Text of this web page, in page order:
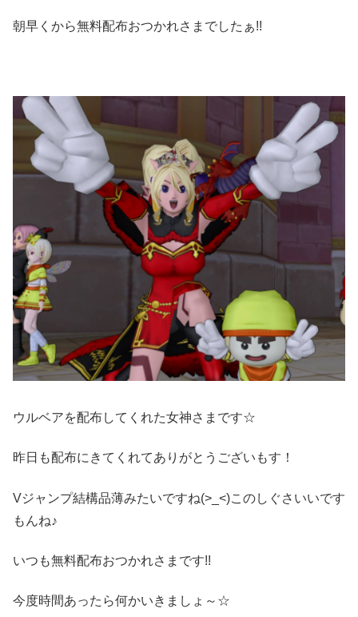
朝早くから無料配布おつかれさまでしたぁ!!
ウルベアを配布してくれた女神さまです☆
昨日も配布にきてくれてありがとうございもす！
Vジャンプ結構品薄みたいですね(>_<)このしぐさいいです
もんね♪
いつも無料配布おつかれさまです!!
今度時間あったら何かいきましょ～☆